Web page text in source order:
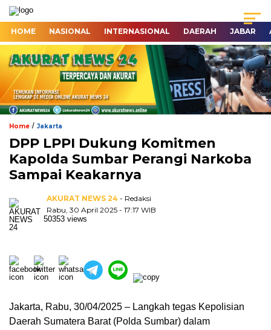
HOME NASIONAL INTERNASIONAL DAERAH JABAR
Home / Jakarta
DPP LPPI Dukung Komitmen
Kapolda Sumbar Perangi Narkoba
Sampai Keakarnya
AKURAT NEWS 24 - Redaksi
Rabu, 30 April 2025 - 17:17 WIB
50353 views
Jakarta, Rabu, 30/04/2025 – Langkah tegas Kepolisian
Daerah Sumatera Barat (Polda Sumbar) dalam